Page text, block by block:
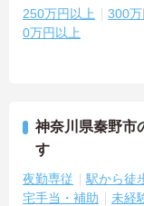
250万円以上 300万
0万円以上
神奈川県秦野市
す
夜勤専従 駅から徒
宅手当・補助
未経